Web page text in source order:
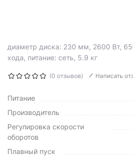
диаметр диска: 230 мм, 2600 Вт,
хода, питание: сеть, 5.9 кг
(0 отзывов) Написать
Питание
Производитель
Регулировка скорости
оборотов
Плавный пуск